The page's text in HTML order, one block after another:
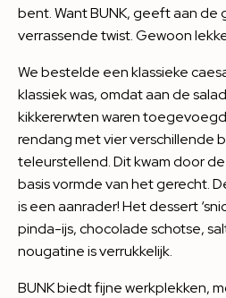
bent. Want BUNK, geeft aan de
verrassende twist. Gewoon
We bestelde een klassieke
klassiek was, omdat aan de
kikkererwten waren
rendang met vier verschillende
teleurstellend. Dit kwam door
basis vormde van het gerecht.
is een aanrader! Het dessert
pinda-ijs, chocolade schotse,
nougatine is verrukkelijk.
BUNK biedt fijne werkplekken,